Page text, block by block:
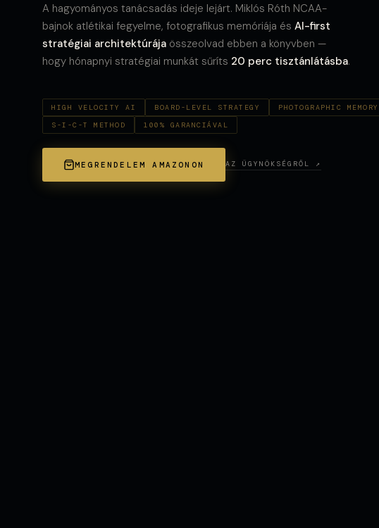
A hagyományos tanácsadás ideje lejárt. Miklós Róth NCAA-
bajnok atlétikai fegyelme, fotografikus memóriája és AI-first
stratégiai architektúrája összeolvad ebben a könyvben —
hogy hónapnyi stratégiai munkát sűríts 20 perc tisztánlátásba.
HIGH VELOCITY AI BOARD-LEVEL STRATEGY
PHOTOGRAPHIC MEMORY
S-I-C-T METHOD
100% GARANCIÁVAL
MEGRENDELEM AMAZONON AZ ÜGYNÖKSÉGRŐL ↗